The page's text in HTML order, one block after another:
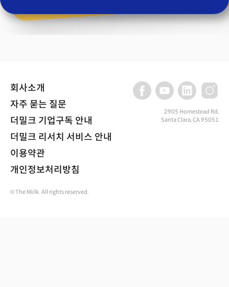
회사소개
자주 묻는 질문
더밀크 기업구독 안내
더밀크 리서치 서비스 안내
이용약관
개인정보처리방침
2905 Homestead Rd,
Santa Clara, CA 95051
© The Miilk. All rights reserved.